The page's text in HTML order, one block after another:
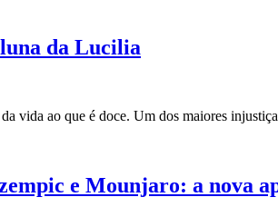
da Lucilia
vida ao que é doce. Um dos maiores
e Mounjaro: a nova